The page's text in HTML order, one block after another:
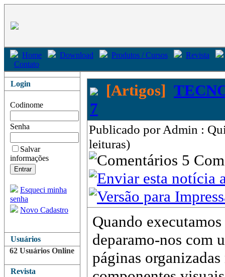
Home Download Produtos / Cursos
Revista
Contato
Login
Codinome
Senha
Salvar
informações
Esqueci minha
senha
Novo Cadastro
Usuários
62 Usuários Online
Revista
[Artigos]
7
Publicado por Admin :
leituras)
5
Quando
deparamo-nos com
páginas